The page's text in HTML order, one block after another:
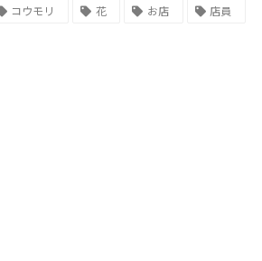
コウモリ 花 お店 店員